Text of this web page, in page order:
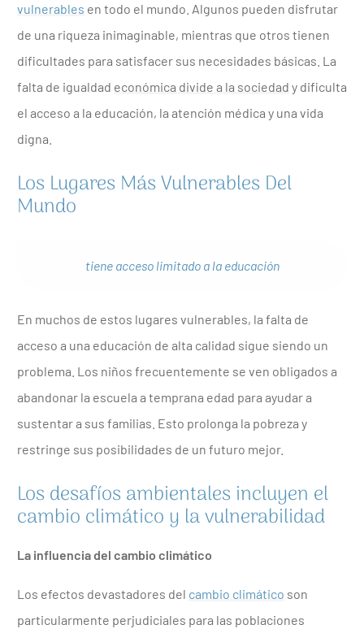
vulnerables en todo el mundo. Algunos pueden disfrutar
de una riqueza inimaginable, mientras que otros tienen
dificultades para satisfacer sus necesidades básicas. La
falta de igualdad económica divide a la sociedad y dificulta
el acceso a la educación, la atención médica y una vida
digna.
Los Lugares Más Vulnerables Del
Mundo
tiene acceso limitado a la educación
En muchos de estos lugares vulnerables, la falta de
acceso a una educación de alta calidad sigue siendo un
problema. Los niños frecuentemente se ven obligados a
abandonar la escuela a temprana edad para ayudar a
sustentar a sus familias. Esto prolonga la pobreza y
restringe sus posibilidades de un futuro mejor.
Los desafíos ambientales incluyen el
cambio climático y la vulnerabilidad
La influencia del cambio climático
Los efectos devastadores del cambio climático son
particularmente perjudiciales para las poblaciones